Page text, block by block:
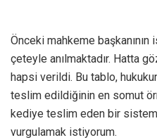
Önceki mahkeme
çeteyle anılmaktadır. Hatta
hapsi verildi. Bu tablo,
teslim edildiğinin en somut
kediye teslim eden bir
vurgulamak istiyorum.